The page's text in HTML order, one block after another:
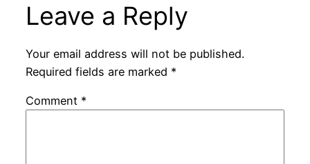
Leave a Reply
Your email address will not be published.
Required fields are marked *
Comment *